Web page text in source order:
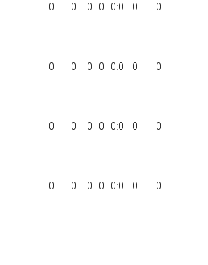
0 0 0 0 0:0 0 0
0 0 0 0 0:0 0 0
0 0 0 0 0:0 0 0
0 0 0 0 0:0 0 0